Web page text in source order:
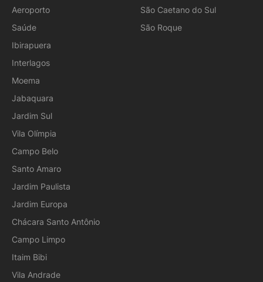
Aeroporto
Saúde
Ibirapuera
Interlagos
Moema
Jabaquara
Jardim Sul
Vila Olímpia
Campo Belo
Santo Amaro
Jardim Paulista
Jardim Europa
Chácara Santo Antônio
Campo Limpo
Itaim Bibi
Vila Andrade
São Caetano do Sul
São Roque